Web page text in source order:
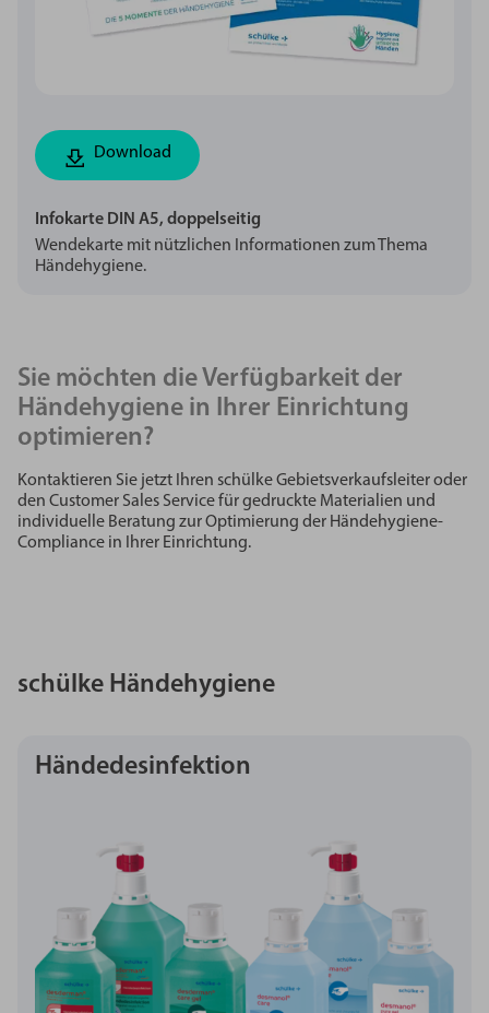
Download
Infokarte DIN A5, doppelseitig
Wendekarte mit nützlichen Informationen zum Thema
Händehygiene.
Sie möchten die Verfügbarkeit der
Händehygiene in Ihrer Einrichtung
optimieren?
Kontaktieren Sie jetzt Ihren schülke Gebietsverkaufsleiter oder
den Customer Sales Service für gedruckte Materialien und
individuelle Beratung zur Optimierung der Händehygiene-
Compliance in Ihrer Einrichtung.
schülke Händehygiene
Händedesinfektion